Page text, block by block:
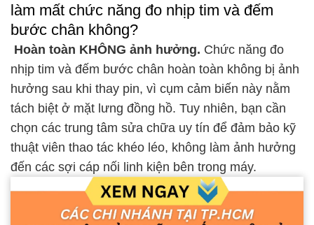
làm mất chức năng đo nhịp tim và đếm
bước chân không?
Hoàn toàn KHÔNG ảnh hưởng. Chức năng đo
nhịp tim và đếm bước chân hoàn toàn không bị ảnh
hưởng sau khi thay pin, vì cụm cảm biến này nằm
tách biệt ở mặt lưng đồng hồ. Tuy nhiên, bạn cần
chọn các trung tâm sửa chữa uy tín để đảm bảo kỹ
thuật viên thao tác khéo léo, không làm ảnh hưởng
đến các sợi cáp nối linh kiện bên trong máy.